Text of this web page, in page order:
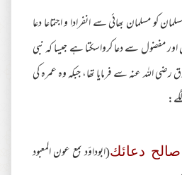
کو مسلمان بھائی سے انفرادا و اجتماعا دعا
مفضول سے دعا کرواسکتا ہے جیسا کہ نبی
اللہ عنہ سے فرمایا تھا، جبکہ وہ عمرہ کی
صالح دعائك(ابوداؤد بمع عون المعبود